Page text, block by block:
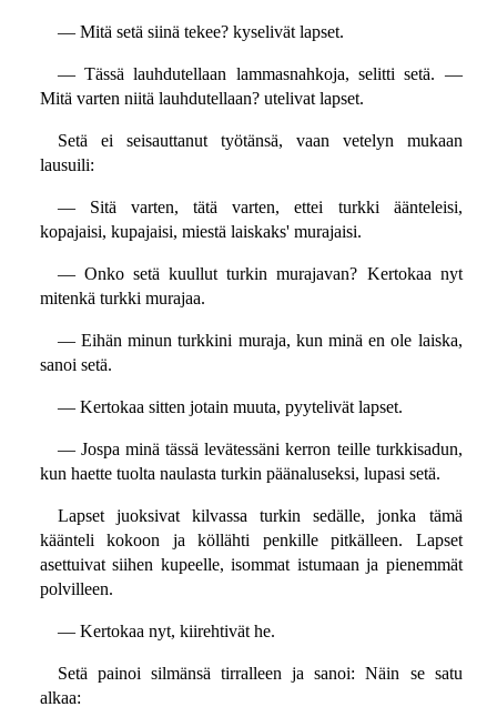
— Mitä setä siinä tekee? kyselivät lapset.
— Tässä lauhdutellaan lammasnahkoja, selitti setä. —
Mitä varten niitä lauhdutellaan? utelivat lapset.
Setä ei seisauttanut työtänsä, vaan vetelyn mukaan
lausuili:
— Sitä varten, tätä varten, ettei turkki äänteleisi,
kopajaisi, kupajaisi, miestä laiskaks' murajaisi.
— Onko setä kuullut turkin murajavan? Kertokaa nyt
mitenkä turkki murajaa.
— Eihän minun turkkini muraja, kun minä en ole laiska,
sanoi setä.
— Kertokaa sitten jotain muuta, pyytelivät lapset.
— Jospa minä tässä levätessäni kerron teille turkkisadun,
kun haette tuolta naulasta turkin päänaluseksi, lupasi setä.
Lapset juoksivat kilvassa turkin sedälle, jonka tämä
käänteli kokoon ja köllähti penkille pitkälleen. Lapset
asettuivat siihen kupeelle, isommat istumaan ja pienemmät
polvilleen.
— Kertokaa nyt, kiirehtivät he.
Setä painoi silmänsä tirralleen ja sanoi: Näin se satu
alkaa: